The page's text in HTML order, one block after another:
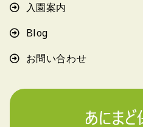
入園案内
Blog
お問い合わせ